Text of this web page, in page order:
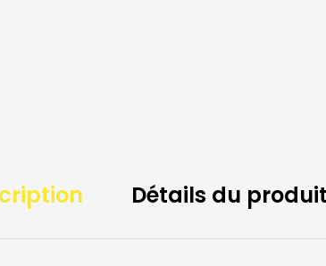
Détails du produit